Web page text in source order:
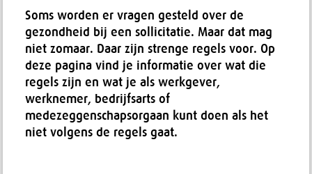
Soms worden er vragen gesteld over de
gezondheid bij een sollicitatie. Maar dat mag
niet zomaar. Daar zijn strenge regels voor. Op
deze pagina vind je informatie over wat die
regels zijn en wat je als werkgever,
werknemer, bedrijfsarts of
medezeggenschapsorgaan kunt doen als het
niet volgens de regels gaat.